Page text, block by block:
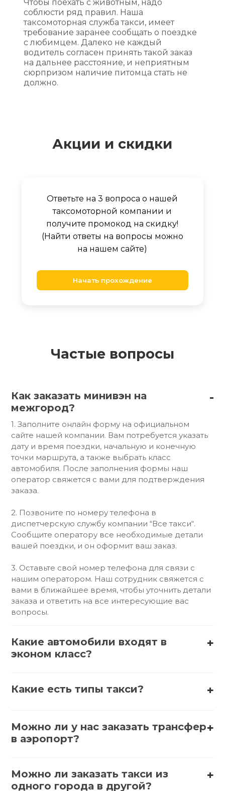
Чтобы поехать с животным, надо
соблюсти ряд правил. Наша
таксомоторная служба такси, имеет
требование заранее сообщать о поездке
с любимцем. Далеко не каждый
водитель согласен принять такой заказ
на дальнее расстояние, и неприятным
сюрпризом наличие питомца стать не
должно.
Акции и скидки
Ответьте на 3 вопроса о нашей
таксомоторной компании и
получите промокод на скидку!
(Найти ответы на вопросы можно
на нашем сайте)
Начать прохождение
Частые вопросы
Как заказать минивэн на
межгород?
1. Заполните онлайн форму на официальном
сайте нашей компании. Вам потребуется указать
дату и время поездки, начальную и конечную
точки маршрута, а также выбрать класс
автомобиля. После заполнения формы наш
оператор свяжется с вами для подтверждения
заказа.
2. Позвоните по номеру телефона в
диспетчерскую службу компании “Все такси“.
Сообщите оператору все необходимые детали
вашей поездки, и он оформит ваш заказ.
3. Оставьте свой номер телефона для связи с
нашим оператором. Наш сотрудник свяжется с
вами в ближайшее время, чтобы уточнить детали
заказа и ответить на все интересующие вас
вопросы.
Какие автомобили входят в
эконом класс?
2. Hyundai – Hyundai Solaris, Hyundai Accent
3. Kia – Kia Rio, Kia Picanto
4. Renault – Renault Logan, Renault Sandero
Какие есть типы такси?
1. Обычное такси – стандартные автомобили,
которые можно вызвать по телефону или через
2. Эконом такси – более доступные варианты,
часто с базовыми услугами.
Можно ли у нас заказать трансфер
в аэропорт?
вариантов:
Можно ли заказать такси из
одного города в другой?